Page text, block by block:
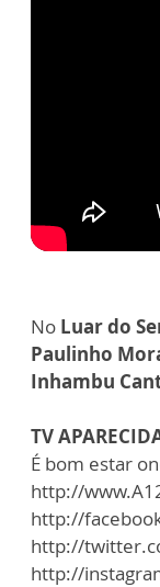
No Luar do
Paulinho
Inhambu
TV
É bom estar
http://
http://
http://
http://